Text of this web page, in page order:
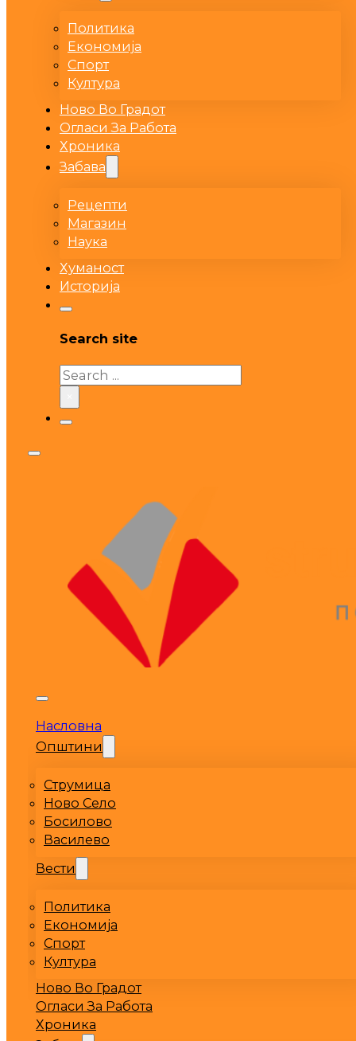
Политика
Економија
Спорт
Култура
Ново Во Градот
Огласи За Работа
Хроника
Забава
Рецепти
Магазин
Наука
Хуманост
Историја
Search site
Search
Насловна
Општини
Струмица
Ново Село
Босилово
Василево
Вести
Политика
Економија
Спорт
Култура
Ново Во Градот
Огласи За Работа
Хроника